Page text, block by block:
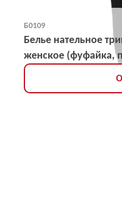
Б0109
Белье нательное
женское (фуфайка,